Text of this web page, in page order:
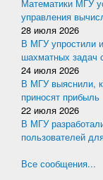
Математики МГУ
управления
28 июля 2026
В МГУ упростили
шахматных
24 июля 2026
В МГУ выяснили,
приносят прибыль
22 июля 2026
В МГУ
пользователей
Все сообщения...